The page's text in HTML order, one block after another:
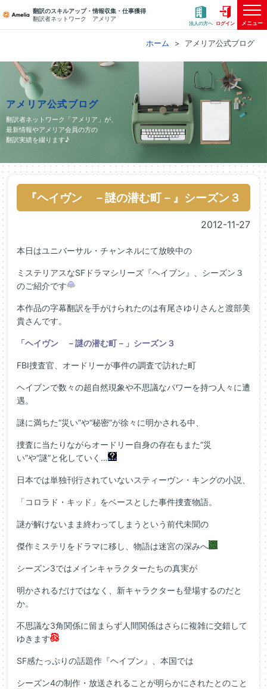
翻訳のスキルアップ・情報収集・仕事獲得
翻訳者ネットワーク アメリア
法人の方へ ログイン メニュー
ホーム アメリア公式ブログ
アメリア公式ブログ
翻訳者ネットワーク「アメリア」が、
最新情報やアメリア会員の方の
翻訳実績を綴ります♪
『ヘイヴン －謎の潜む町－』シーズン３
2012-11-27
本日はユニバーサル・チャンネルにて放映中の
ミステリアスなSFドラマシリーズ『ヘイブン』、シーズン３
のご紹介です
本作品の字幕翻訳を手がけられたのは有尾さゆりさんと渡部美
貴さんです。
「ヘイヴン －謎の潜む町－」シーズン３
FBI捜査官、オードリーが事件の調査で訪れた町
ヘイブンで数々の超自然現象や不思議なパワーを持つ人々に遭
遇。
謎に満ちた“災い”や“秘密”が徐々に明かされる中、
捜査に当たりながらオードリー自身の存在もまた“災
い”や“謎”と化していく…
日本では単独刊行されていないスティーヴン・キングの小説、
「コロラド・キッド」をベースとした事件捜査物語。
謎が解けないまま終わってしまうという前代未聞の
傑作ミステリをドラマに移し、物語は迷宮の深みへ
シーズン3ではメインキャラクターたちの真実が
明かされるだけではなく、新キャラクターも登場するのだと
か。
不思議な3角関係に留まらず人間関係はさらに複雑に交錯して
ゆきます
SF感たっぷりの話題作『ヘイブン』、本国では
シーズン4の制作・放送されることが明らかにされたとのこと